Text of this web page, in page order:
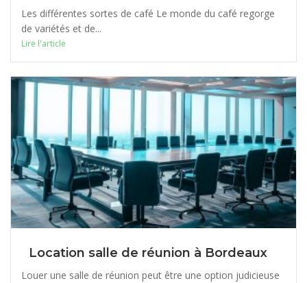
Les différentes sortes de café Le monde du café regorge
de variétés et de...
Lire l'article
Location salle de réunion à Bordeaux
Louer une salle de réunion peut être une option judicieuse